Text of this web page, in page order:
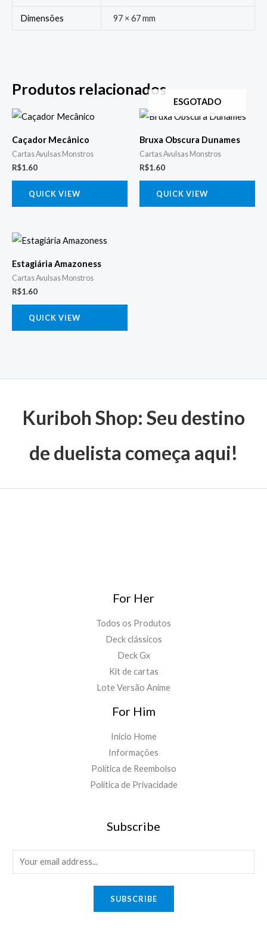
Dimensões 97 × 67 mm
Produtos relacionados
Caçador Mecânico
Cartas Avulsas Monstros
R$1.60
QUICK VIEW
ESGOTADO
Bruxa Obscura Dunames
Cartas Avulsas Monstros
R$1.60
QUICK VIEW
Estagiária Amazoness
Cartas Avulsas Monstros
R$1.60
QUICK VIEW
Kuriboh Shop: Seu destino
de duelista começa aqui!
For Her
Todos os Produtos
Deck clássicos
Deck Gx
Kit de cartas
Lote Versão Anime
For Him
Inicio Home
Informações
Política de Reembolso
Política de Privacidade
Subscribe
m
SUBSCRIBE